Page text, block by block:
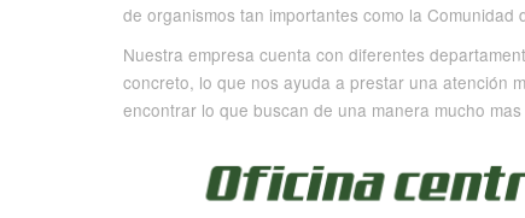
de organismos tan importantes como la Comunidad
Nuestra empresa cuenta con diferentes
concreto, lo que nos ayuda a prestar una atención
encontrar lo que buscan de una manera mucho mas